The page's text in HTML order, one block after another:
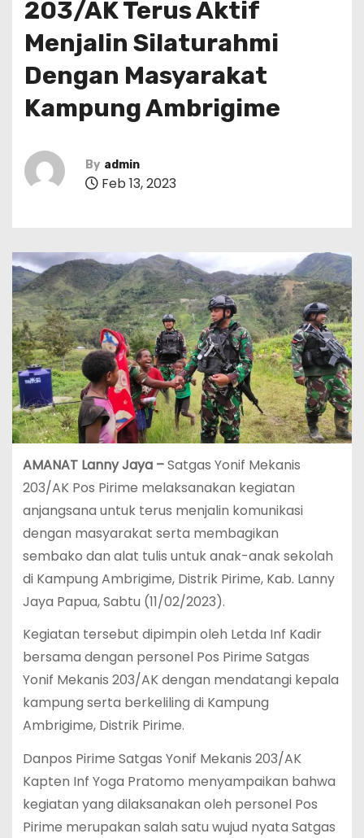
203/AK Terus Aktif
Menjalin Silaturahmi
Dengan Masyarakat
Kampung Ambrigime
By admin
Feb 13, 2023
AMANAT Lanny Jaya –Satgas Yonif Mekanis
203/AK Pos Pirime melaksanakan kegiatan
anjangsana untuk terus menjalin komunikasi
dengan masyarakat serta membagikan
sembako dan alat tulis untuk anak-anak sekolah
di Kampung Ambrigime, Distrik Pirime, Kab. Lanny
Jaya Papua, Sabtu (11/02/2023).
Kegiatan tersebut dipimpin oleh Letda Inf Kadir
bersama dengan personel Pos Pirime Satgas
Yonif Mekanis 203/AK dengan mendatangi kepala
kampung serta berkeliling di Kampung
Ambrigime, Distrik Pirime.
Danpos Pirime Satgas Yonif Mekanis 203/AK
Kapten Inf Yoga Pratomo menyampaikan bahwa
kegiatan yang dilaksanakan oleh personel Pos
Pirime merupakan salah satu wujud nyata Satgas